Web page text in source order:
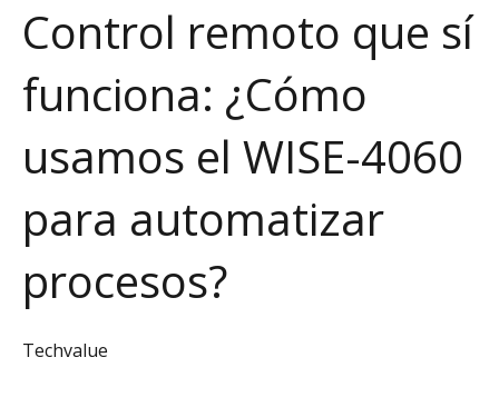
Control remoto que sí
funciona: ¿Cómo
usamos el WISE-4060
para automatizar
procesos?
Techvalue